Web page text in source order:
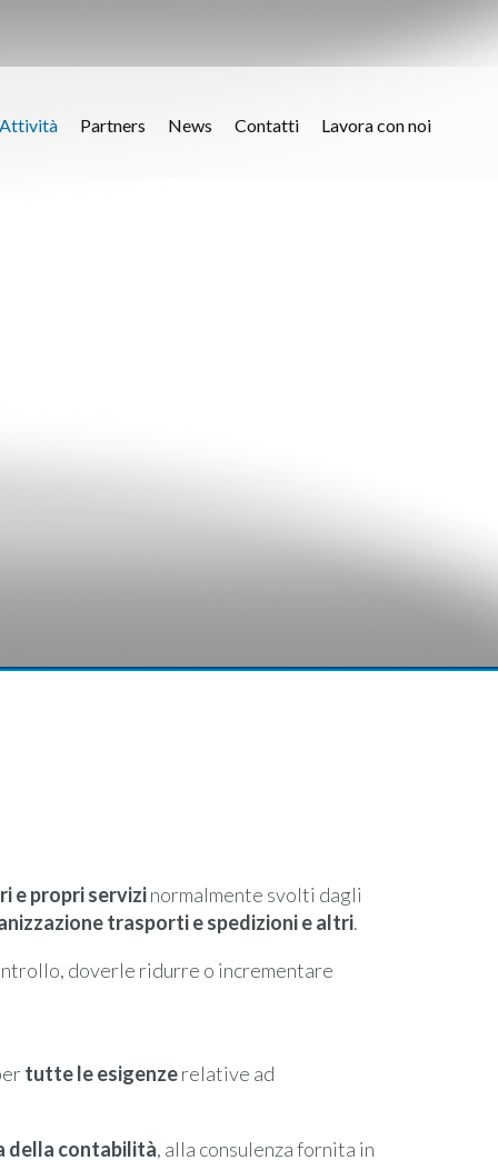
Partners News Contatti Lavora con noi
e propri servizinormalmente svolti dagli
trasporti e spedizioni e altri.
doverle ridurre o incrementare
tutte le esigenzerelative ad
della contabilità, alla consulenza fornita in